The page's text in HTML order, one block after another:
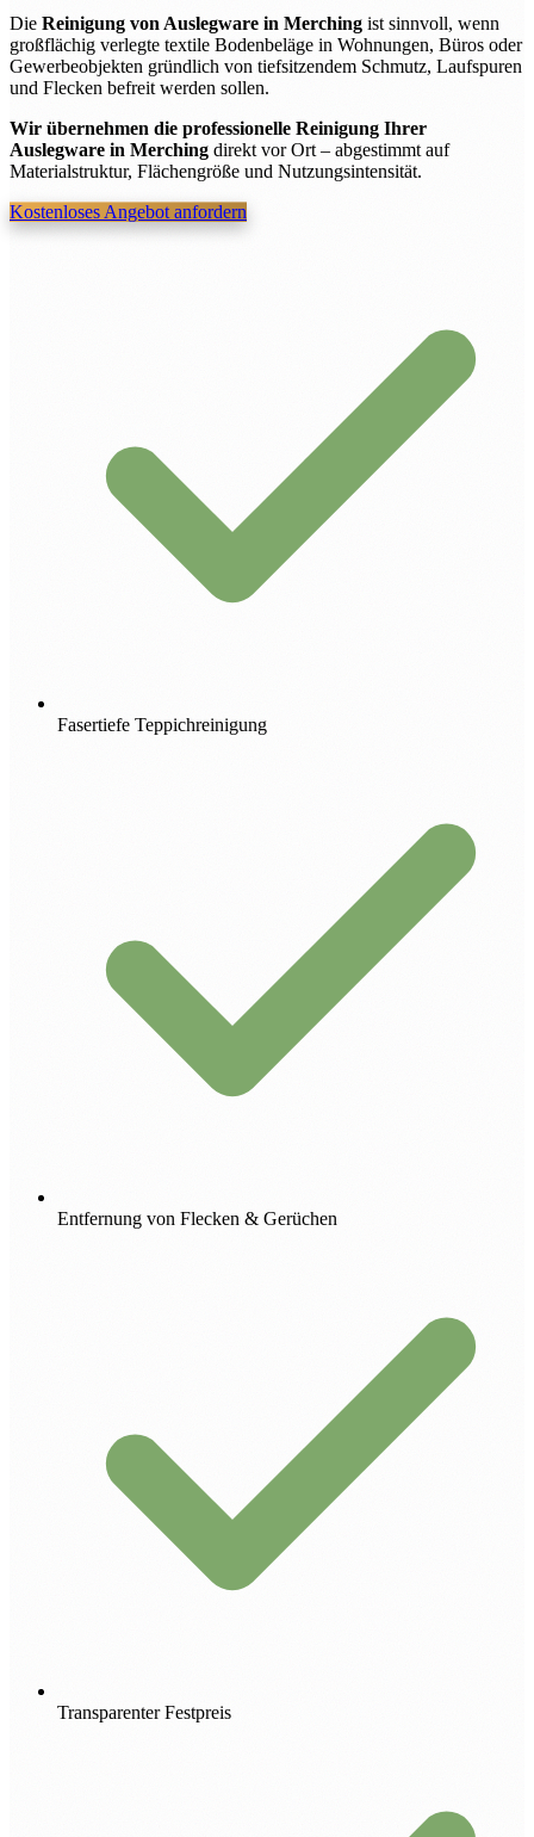
Die Reinigung von Auslegware in Merching ist sinnvoll, wenn
großflächig verlegte textile Bodenbeläge in Wohnungen, Büros oder
Gewerbeobjekten gründlich von tiefsitzendem Schmutz, Laufspuren
und Flecken befreit werden sollen.
Wir übernehmen die professionelle Reinigung Ihrer
Auslegware in Merching direkt vor Ort – abgestimmt auf
Materialstruktur, Flächengröße und Nutzungsintensität.
Kostenloses Angebot anfordern
Fasertiefe Teppichreinigung
Entfernung von Flecken & Gerüchen
Transparenter Festpreis